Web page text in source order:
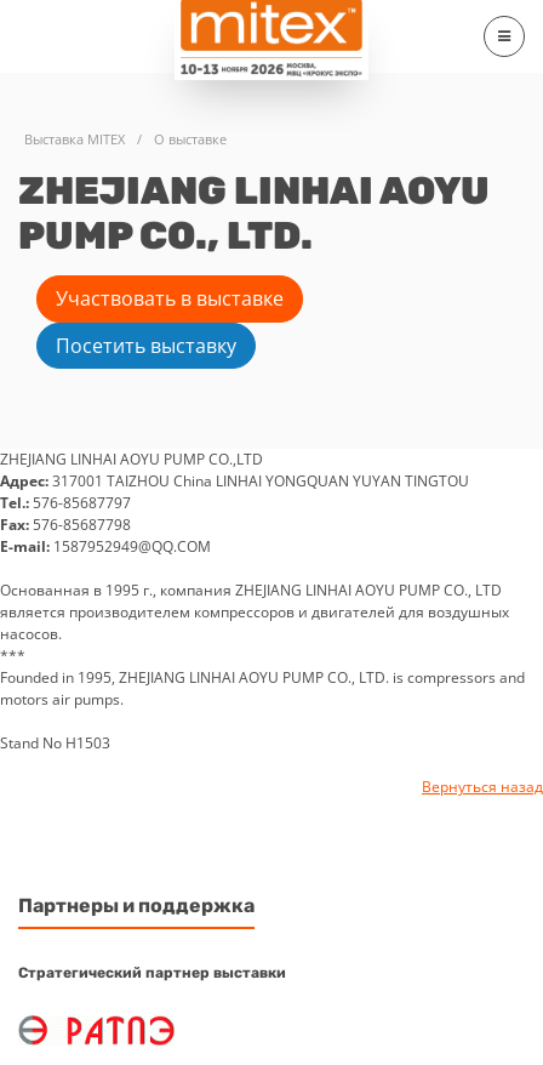
Выставка MITEX / О выставке
ZHEJIANG LINHAI AOYU
PUMP CO., LTD.
Участвовать в выставке
Посетить выставку
ZHEJIANG LINHAI AOYU PUMP CO.,LTD
Адрес:317001 TAIZHOU China LINHAI YONGQUAN YUYAN TINGTOU
Tel.: 576-85687797
Fax: 576-85687798
E-mail: 1587952949@QQ.COM
Основанная в 1995 г., компания ZHEJIANG LINHAI AOYU PUMP CO., LTD
является производителем компрессоров и двигателей для воздушных
насосов.
***
Founded in 1995, ZHEJIANG LINHAI AOYU PUMP CO., LTD. is compressors and
motors air pumps.
Stand No H1503
Вернуться назад
Партнеры и поддержка
Стратегический партнер выставки